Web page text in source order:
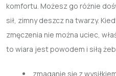
komfortu. Możesz go różnie
sił, zimny deszcz na twarzy.
zmęczenia nie można uciec,
to wiara jest powodem i siłą
zmaganie się z